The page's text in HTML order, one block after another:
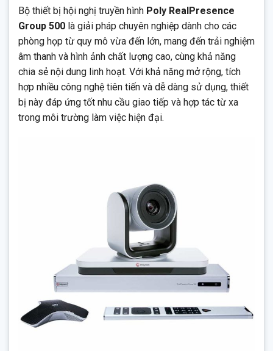
Bộ thiết bị hội nghị truyền hình Poly RealPresence
Group 500 là giải pháp chuyên nghiệp dành cho các
phòng họp từ quy mô vừa đến lớn, mang đến trải nghiệm
âm thanh và hình ảnh chất lượng cao, cùng khả năng
chia sẻ nội dung linh hoạt. Với khả năng mở rộng, tích
hợp nhiều công nghệ tiên tiến và dễ dàng sử dụng, thiết
bị này đáp ứng tốt nhu cầu giao tiếp và hợp tác từ xa
trong môi trường làm việc hiện đại.